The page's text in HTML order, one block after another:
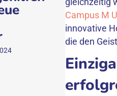
Campus M
innovative
die den